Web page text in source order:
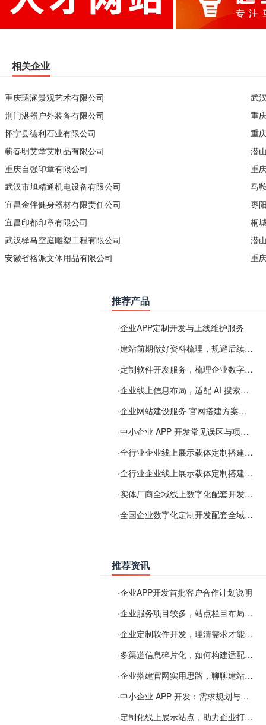
相关企业
重庆珺涵景观艺术有限公司
荆门湛器户外装备有限公司
怀宁县德利石业有限公司
蕲春明艾堂艾制品有限公司
重庆自强印章有限公司
武汉市旭精通机电设备有限公司
宜昌金伴健身器材有限责任公司
宜昌印都印章有限公司
武汉驿马空庭雕塑工程有限公司
安徽省格派文体用品有限公司
武
重
重
潜
重
马
枣
桐
潜
重
推荐产品
·企业APP定制开发与上线维护服务
·建站前期做好资料梳理，规避后续各类使用难题
·定制软件开发服务，梳理企业数字化落地常见难点
·企业线上信息布局，适配 AI 搜索需要留意这些要点
·企业网站建设服务 官网搭建方案经验分享
·中小企业 APP 开发常见误区与项目规划实用经验
·全行业企业线上展示载体定制搭建服务
·全行业企业线上展示载体定制搭建服务
·实体厂商全域线上数字化配套开发与地域检索优化服务
·全国企业数字化定制开发配套全域搜索优化服务
推荐资讯
·企业APP开发首批客户合作计划说明
·企业服务项目较多，站点栏目布局规划参考思路
·企业定制软件开发，理清需求才能提升数字化落地效率
·多渠道信息碎片化，如何构建适配 AI 检索的品牌信息源
·企业搭建官网实用思路，聊聊建站容易忽视的问题
·中小企业 APP 开发：需求规划与项目落地避坑经验分享
·定制化线上展示站点，助力企业打通线上经营渠道